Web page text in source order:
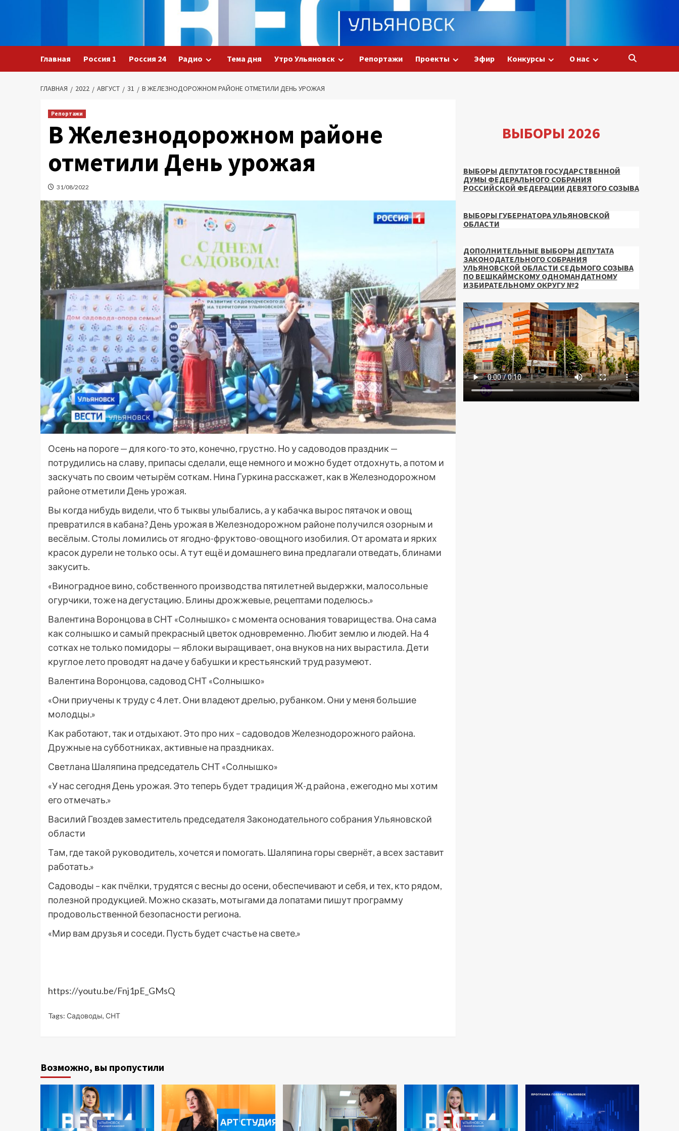
Главная Россия 1 Россия 24 Радио Тема дня Утро Ульяновск Репортажи Проекты Эфир Конкурсы О нас
ГЛАВНАЯ 2022 АВГУСТ 31 В ЖЕЛЕЗНОДОРОЖНОМ РАЙОНЕ ОТМЕТИЛИ ДЕНЬ УРОЖАЯ
Репортажи
В Железнодорожном районе
отметили День урожая
31/08/2022
Осень на пороге — для кого-то это, конечно, грустно. Но у садоводов праздник —
потрудились на славу, припасы сделали, еще немного и можно будет отдохнуть, а потом и
заскучать по своим четырём соткам. Нина Гуркина расскажет, как в Железнодорожном
районе отметили День урожая.
Вы когда нибудь видели, что б тыквы улыбались, а у кабачка вырос пятачок и овощ
превратился в кабана? День урожая в Железнодорожном районе получился озорным и
весёлым. Столы ломились от ягодно-фруктово-овощного изобилия. От аромата и ярких
красок дурели не только осы. А тут ещё и домашнего вина предлагали отведать, блинами
закусить.
«Виноградное вино, собственного производства пятилетней выдержки, малосольные
огурчики, тоже на дегустацию. Блины дрожжевые, рецептами поделюсь.»
Валентина Воронцова в СНТ «Солнышко» с момента основания товарищества. Она сама
как солнышко и самый прекрасный цветок одновременно. Любит землю и людей. На 4
сотках не только помидоры — яблоки выращивает, она внуков на них вырастила. Дети
круглое лето проводят на даче у бабушки и крестьянский труд разумеют.
Валентина Воронцова, садовод СНТ «Солнышко»
«Они приучены к труду с 4 лет. Они владеют дрелью, рубанком. Они у меня большие
молодцы.»
Как работают, так и отдыхают. Это про них – садоводов Железнодорожного района.
Дружные на субботниках, активные на праздниках.
Светлана Шаляпина председатель СНТ «Солнышко»
«У нас сегодня День урожая. Это теперь будет традиция Ж-д района , ежегодно мы хотим
его отмечать.»
Василий Гвоздев заместитель председателя Законодательного собрания Ульяновской
области
Там, где такой руководитель, хочется и помогать. Шаляпина горы свернёт, а всех заставит
работать.»
Садоводы – как пчёлки, трудятся с весны до осени, обеспечивают и себя, и тех, кто рядом,
полезной продукцией. Можно сказать, мотыгами да лопатами пишут программу
продовольственной безопасности региона.
«Мир вам друзья и соседи. Пусть будет счастье на свете.»
https://youtu.be/Fnj1pE_GMsQ
Tags: Садоводы, СНТ
ВЫБОРЫ 2026
ВЫБОРЫ ДЕПУТАТОВ ГОСУДАРСТВЕННОЙ
ДУМЫ ФЕДЕРАЛЬНОГО СОБРАНИЯ
РОССИЙСКОЙ ФЕДЕРАЦИИ ДЕВЯТОГО СОЗЫВА
ВЫБОРЫ ГУБЕРНАТОРА УЛЬЯНОВСКОЙ
ОБЛАСТИ
ДОПОЛНИТЕЛЬНЫЕ ВЫБОРЫ ДЕПУТАТА
ЗАКОНОДАТЕЛЬНОГО СОБРАНИЯ
УЛЬЯНОВСКОЙ ОБЛАСТИ СЕДЬМОГО СОЗЫВА
ПО ВЕШКАЙМСКОМУ ОДНОМАНДАТНОМУ
ИЗБИРАТЕЛЬНОМУ ОКРУГУ №2
Возможно, вы пропустили